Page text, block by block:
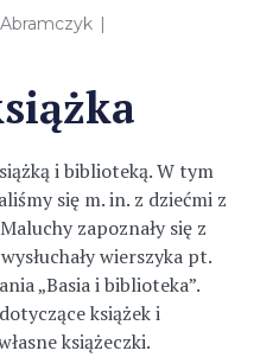
i biblioteką. W tym
się m. in. z dziećmi z
zapoznały się z
wierszyka pt.
„Basia i biblioteka”.
książek i
książeczki.